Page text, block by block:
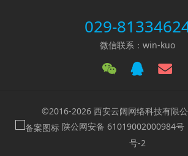
029-
微信联系：win-kuo
©2016-2026 西安云阔网络科技有限
陕公网安备 61019002000984号
号-2